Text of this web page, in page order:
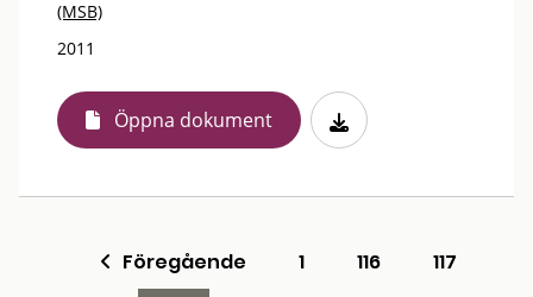
(MSB)
2011
Öppna dokument
Föregående 1 116
117